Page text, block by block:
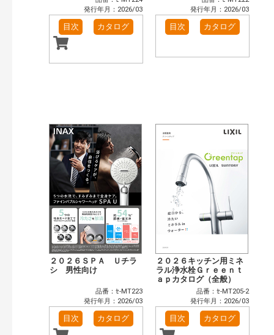
発行年月：2026/03
目次 カタログ
発行年月：2026/03
目次 カタログ
２０２６ＳＰＡ Ｕチラ
シ 男性向け
品番：ｾ-MT223
発行年月：2026/03
目次 カタログ
２０２６キッチン用ミネ
ラル浄水栓Ｇｒｅｅｎｔ
ａｐカタログ（全般）
品番：ｾ-MT205-2
発行年月：2026/03
目次 カタログ